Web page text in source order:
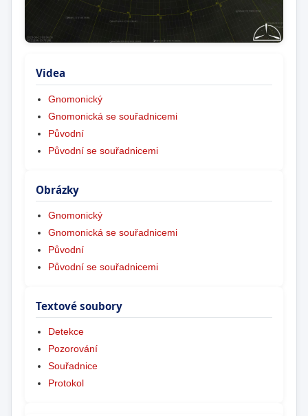
Videa
Gnomonický
Gnomonická se souřadnicemi
Původní
Původní se souřadnicemi
Obrázky
Gnomonický
Gnomonická se souřadnicemi
Původní
Původní se souřadnicemi
Textové soubory
Detekce
Pozorování
Souřadnice
Protokol